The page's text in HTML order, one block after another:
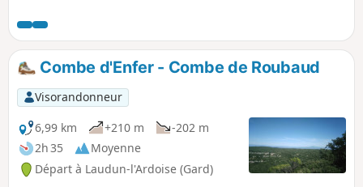
antique du Camp de César, de profiter
d'une vue magnifique sur la vallée du
Rhône, et surtout de passer par le serré
Passage du Loup, là où la célèbre chèvre
d'or aurait déposé, fut un temps, un peu
de son sang et de la toison d'or sur les
parois des rochers.
Combe d'Enfer - Combe de Roubaud
Visorandonneur
6,99 km
+210 m
-202 m
2h 35
Moyenne
Départ à Laudun-l'Ardoise (Gard)